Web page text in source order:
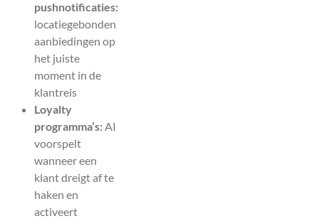
pushnotificaties:
locatiegebonden
aanbiedingen op
het juiste
moment in de
klantreis
Loyalty
programma’s:AI
voorspelt
wanneer een
klant dreigt af te
haken en
activeert